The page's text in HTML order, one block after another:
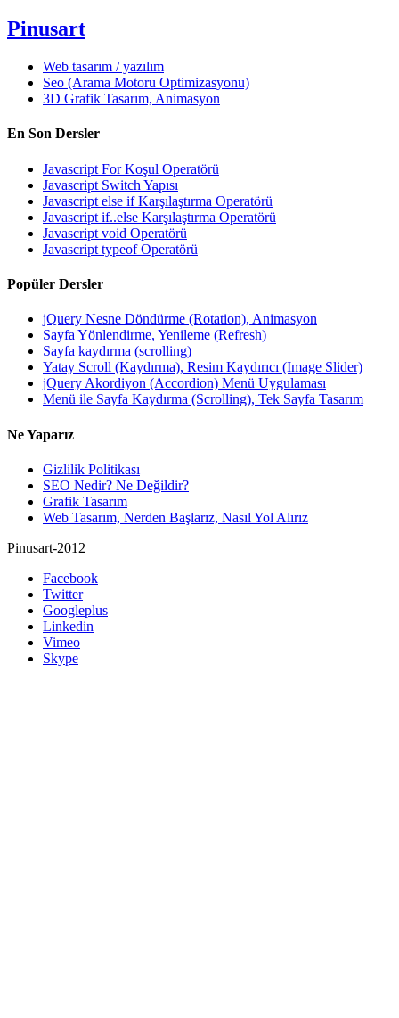
Pinusart
Web tasarım / yazılım
Seo (Arama Motoru Optimizasyonu)
3D Grafik Tasarım, Animasyon
En Son Dersler
Javascript For Koşul Operatörü
Javascript Switch Yapısı
Javascript else if Karşılaştırma Operatörü
Javascript if..else Karşılaştırma Operatörü
Javascript void Operatörü
Javascript typeof Operatörü
Popüler Dersler
jQuery Nesne Döndürme (Rotation), Animasyon
Sayfa Yönlendirme, Yenileme (Refresh)
Sayfa kaydırma (scrolling)
Yatay Scroll (Kaydırma), Resim Kaydırıcı (Image Slider)
jQuery Akordiyon (Accordion) Menü Uygulaması
Menü ile Sayfa Kaydırma (Scrolling), Tek Sayfa Tasarım
Ne Yaparız
Gizlilik Politikası
SEO Nedir? Ne Değildir?
Grafik Tasarım
Web Tasarım, Nerden Başlarız, Nasıl Yol Alırız
Pinusart-2012
Facebook
Twitter
Googleplus
Linkedin
Vimeo
Skype